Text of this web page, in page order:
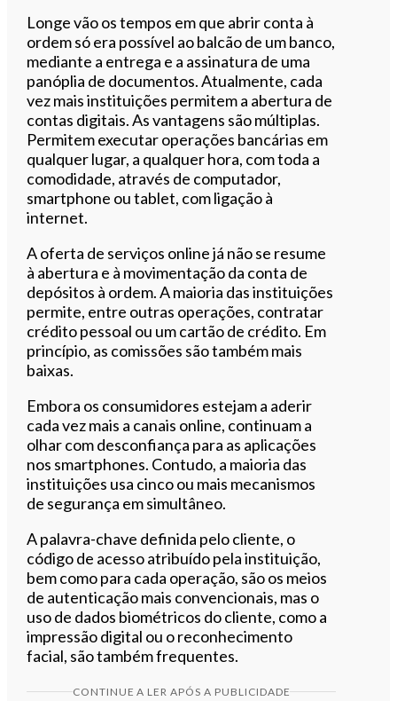
Longe vão os tempos em que abrir conta à
ordem só era possível ao balcão de um banco,
mediante a entrega e a assinatura de uma
panóplia de documentos. Atualmente, cada
vez mais instituições permitem a abertura de
contas digitais. As vantagens são múltiplas.
Permitem executar operações bancárias em
qualquer lugar, a qualquer hora, com toda a
comodidade, através de computador,
smartphone ou tablet, com ligação à
internet.
A oferta de serviços online já não se resume
à abertura e à movimentação da conta de
depósitos à ordem. A maioria das instituições
permite, entre outras operações, contratar
crédito pessoal ou um cartão de crédito. Em
princípio, as comissões são também mais
baixas.
Embora os consumidores estejam a aderir
cada vez mais a canais online, continuam a
olhar com desconfiança para as aplicações
nos smartphones. Contudo, a maioria das
instituições usa cinco ou mais mecanismos
de segurança em simultâneo.
A palavra-chave definida pelo cliente, o
código de acesso atribuído pela instituição,
bem como para cada operação, são os meios
de autenticação mais convencionais, mas o
uso de dados biométricos do cliente, como a
impressão digital ou o reconhecimento
facial, são também frequentes.
CONTINUE A LER APÓS A PUBLICIDADE